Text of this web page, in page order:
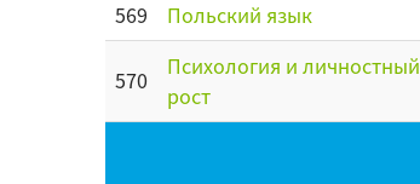
569
Польский язык
570
Психология и личностный
рост